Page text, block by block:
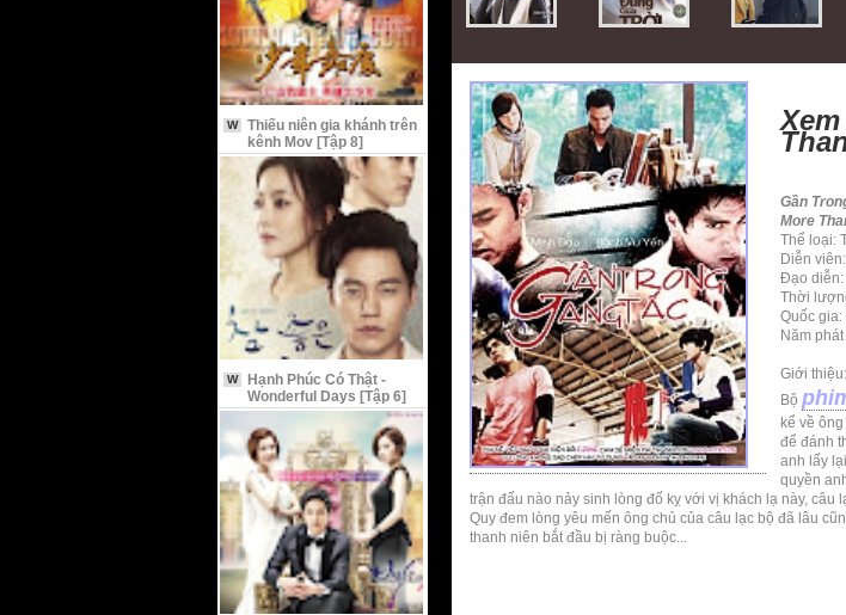
W
Thiếu niên gia khánh trên
kênh Mov [Tập 8]
W
Hạnh Phúc Có Thật -
Wonderful Days [Tập 6]
Gần
More
Thể loại:
Diễn
Đạo diễn:
Thời
Quốc
Năm
Giới thiệu:
Bộ
kể về
để đánh
anh lấy
quyền
trận đấu nào nảy sinh lòng đố kỵ với vị khách lạ này,
Quy đem lòng yêu mến ông chủ của câu lạc bộ đã lâu
thanh niên bắt đầu bị ràng buộc...